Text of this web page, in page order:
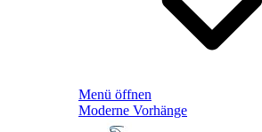
Menü öffnen
Moderne Vorhänge